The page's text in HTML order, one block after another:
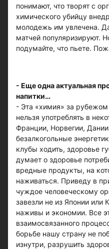
понимают, что творят с
химического убийцу
молодежь им увлечена.
матчей популяризируют.
подумайте, что пьете.
- Еще одна актуальная
напитки…
- Эта «химия» за
нельзя употреблять в
Франции, Норвегии,
безалкогольные
клубы ходить, здоровье
думает о здоровье
вредные продукты, на
наживаться. Приведу в
чуждое человеческому
завезли не из Японии или
наживы и экономии. Все
взаимосвязанного
борьбе нашу страну не
изнутри, разрушить